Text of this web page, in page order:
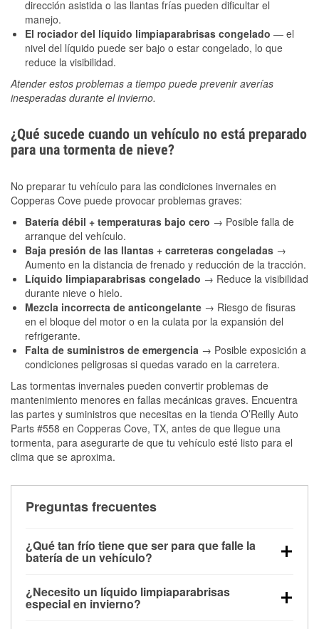
dirección asistida o las llantas frías pueden dificultar el
manejo.
El rociador del líquido limpiaparabrisas congelado — el
nivel del líquido puede ser bajo o estar congelado, lo que
reduce la visibilidad.
Atender estos problemas a tiempo puede prevenir averías
inesperadas durante el invierno.
¿Qué sucede cuando un vehículo no está preparado
para una tormenta de nieve?
No preparar tu vehículo para las condiciones invernales en
Copperas Cove puede provocar problemas graves:
Batería débil + temperaturas bajo cero → Posible falla de
arranque del vehículo.
Baja presión de las llantas + carreteras congeladas →
Aumento en la distancia de frenado y reducción de la tracción.
Líquido limpiaparabrisas congelado → Reduce la visibilidad
durante nieve o hielo.
Mezcla incorrecta de anticongelante → Riesgo de fisuras
en el bloque del motor o en la culata por la expansión del
refrigerante.
Falta de suministros de emergencia → Posible exposición a
condiciones peligrosas si quedas varado en la carretera.
Las tormentas invernales pueden convertir problemas de
mantenimiento menores en fallas mecánicas graves. Encuentra
las partes y suministros que necesitas en la tienda O’Reilly Auto
Parts #558 en Copperas Cove, TX, antes de que llegue una
tormenta, para asegurarte de que tu vehículo esté listo para el
clima que se aproxima.
Preguntas frecuentes
¿Qué tan frío tiene que ser para que falle la
batería de un vehículo?
debajo de los 32 °F y puede perder hasta la mitad de
su potencia de arranque cerca de los 0 °F, lo que
¿Necesito un líquido limpiaparabrisas
especial en invierno?